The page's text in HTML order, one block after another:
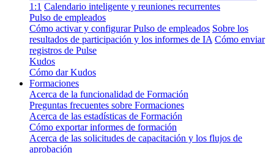
1:1 Calendario inteligente y reuniones recurrentes
Pulso de empleados
Cómo activar y configurar Pulso de empleados Sobre los
resultados de participación y los informes de IA Cómo enviar
registros de Pulse
Kudos
Cómo dar Kudos
Formaciones
Acerca de la funcionalidad de Formación
Preguntas frecuentes sobre Formaciones
Acerca de las estadísticas de Formación
Cómo exportar informes de formación
Acerca de las solicitudes de capacitación y los flujos de
aprobación